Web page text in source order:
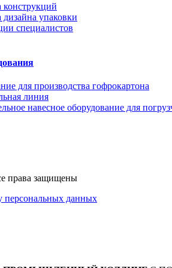
конструкций
дизайна упаковки
специалистов
для производства гофрокартона
линия
навесное оборудование для
права защищены
персональных данных